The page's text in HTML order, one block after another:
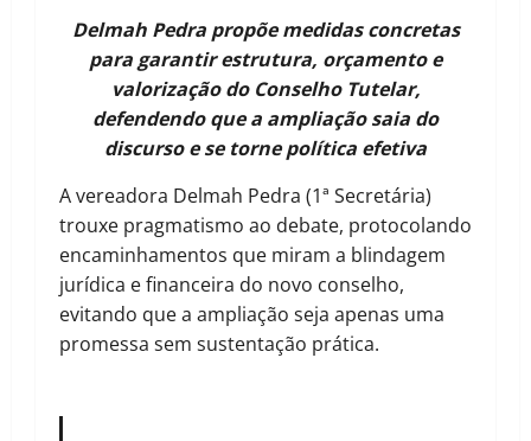
Delmah Pedra propõe medidas concretas
para garantir estrutura, orçamento e
valorização do Conselho Tutelar,
defendendo que a ampliação saia do
discurso e se torne política efetiva
A vereadora Delmah Pedra (1ª Secretária)
trouxe pragmatismo ao debate, protocolando
encaminhamentos que miram a blindagem
jurídica e financeira do novo conselho,
evitando que a ampliação seja apenas uma
promessa sem sustentação prática.